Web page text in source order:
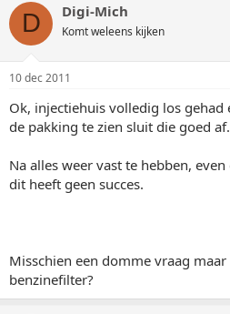
D Digi-Mich
Komt weleens kijken
10 dec 2011
Ok, injectiehuis volledig los
de pakking te zien sluit die goed
Na alles weer vast te hebben,
dit heeft geen succes.
Misschien een domme vraag
benzinefilter?